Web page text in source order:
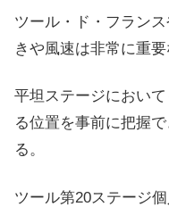
ツール・ド・フラン
きや風速は非常に重要
平坦ステージにおい
る位置を事前に把握
る。
ツール第20ステージ